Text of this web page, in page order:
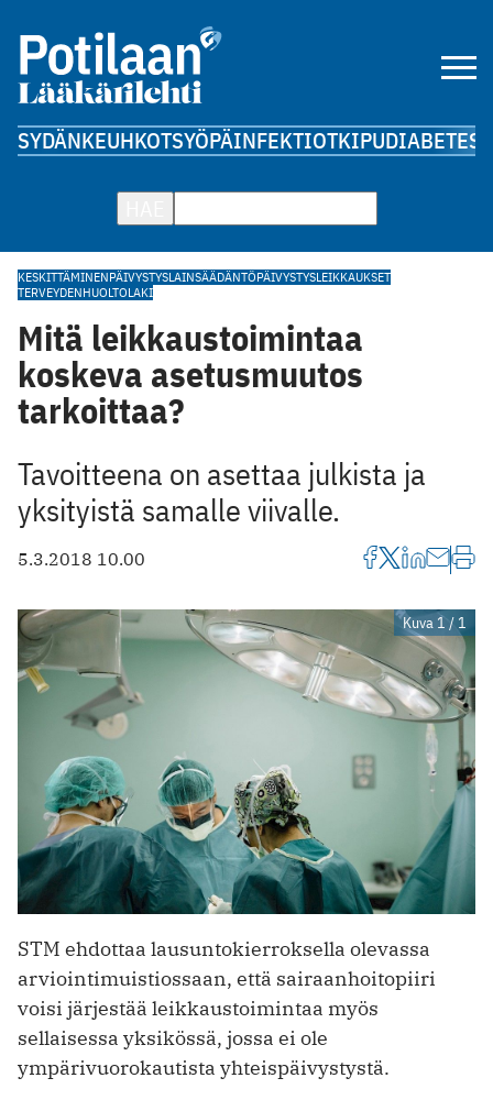
SYDÄNKEUHKOTSYÖPÄINFEKTIOTKIPUDIABETES
KESKITTÄMINENPÄIVYSTYSLAINSÄÄDÄNTÖPÄIVYSTYSLEIKKAUKSET
TERVEYDENHUOLTOLAKI
Mitä leikkaustoimintaa
koskeva asetusmuutos
tarkoittaa?
Tavoitteena on asettaa julkista ja
yksityistä samalle viivalle.
5.3.2018 10.00
Kuva 1 / 1
STM ehdottaa lausuntokierroksella olevassa
arviointimuistiossaan, että sairaanhoitopiiri
voisi järjestää leikkaustoimintaa myös
sellaisessa yksikössä, jossa ei ole
ympärivuorokautista yhteispäivystystä.